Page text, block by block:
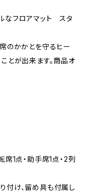
なフロアマット スタ
のかかとを守るヒー
とが出来ます。商品オ
席1点・助手席1点・2列
付け、留め具も付属し